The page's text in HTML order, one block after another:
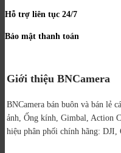
Hỗ trợ liên tục 24/7
Bảo mật thanh toán
Giới thiệu BNCamera
BNCamera bán buôn và bán lẻ
ảnh, Ống kính, Gimbal, Action
hiệu phân phối chính hãng: